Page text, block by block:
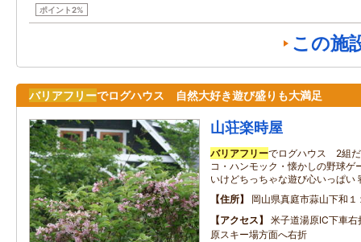
ポイント2%
この施
バリアフリーでログハウス 自然大好き遊び盛りも大満足
山荘楽時屋
バリアフリーでログハウス 2組
コ・ハンモック・懐かしの野球ゲ
いけどちっちゃな遊び心いっぱい
住所
岡山県真庭市蒜山下和１
アクセス
米子道湯原IC下車
原スキー場方面へ右折